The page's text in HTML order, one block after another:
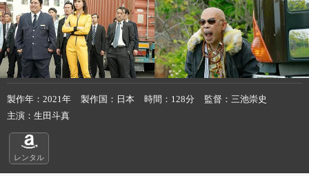
製作年 2021年 製作国 日本 時間 128分 監督
三池崇史
主演
生田斗真
レンタル